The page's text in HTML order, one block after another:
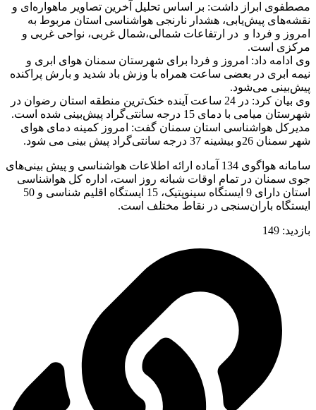
مصطفوی ابراز داشت: بر اساس تحلیل آخرین تصاویر ماهواره‌ای و
نقشه‌های پیش‌یابی، هشدار نارنجی هواشناسی استان مربوط به
امروز و فردا و در ارتفاعات شمالی،شمال غربی، نواحی غربی و
مرکزی است.
وی ادامه داد: امروز و فردا برای شهرستان سمنان هوای ابری و
نیمه ابری در بعضی ساعت همراه با وزش باد شدید و بارش پراکنده
پیش‌بینی می‌شود.
وی بیان کرد: در 24 ساعت آینده خنک‌ترین منطقه استان رضوان در
شهرستان میامی با دمای 15 درجه سانتی‌گراد پیش‌بینی شده است.
مدیرکل هواشناسی استان سمنان گفت: امروز کمینه دمای هوای
شهر سمنان 26و بیشینه 37 درجه سانتی‌گراد پیش بینی می شود.
سامانه هواگوی 134 آماده ارائه اطلاعات هواشناسی و پیش بینی‌های
جوی سمنان در تمام اوقات شبانه روز است، اداره کل هواشناسی
استان دارای 9 ایستگاه سینوپتیک، 15 ایستگاه اقلیم شناسی و 50
ایستگاه باران‌سنجی در نقاط مختلف است.
بازدید: 149